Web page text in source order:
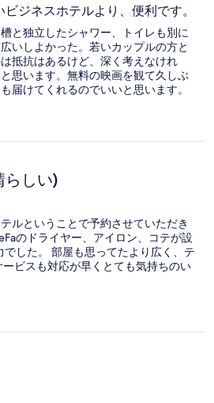
ジネスホテルより、便利です。
と独立したシャワー、トイレも別に
いしよかった。若いカップルの方と
抵抗はあるけど、深く考えなけれ
思います。無料の映画を観て久しぶ
届けてくれるのでいいと思います。
らしい)
ルということで予約させていただき
のドライヤー、アイロン、コテが設
でした。 部屋も思ってたより広く、テ
ビスも対応が早くとても気持ちのい